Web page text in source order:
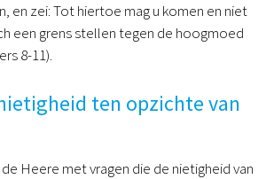
en zei: Tot hiertoe mag u komen en niet
een grens stellen tegen de hoogmoed
8-11).
ten opzichte van
Heere met vragen die de nietigheid van